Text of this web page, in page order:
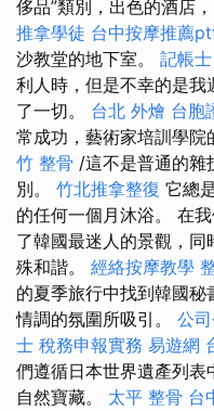
侈品”類別，出色的酒店
推拿學徒 台中按摩推薦
沙教堂的地下室。 記帳
利人時，但是不幸的是
了一切。 台北 外燴 台胞
常成功，藝術家培訓學院
竹 整骨 /這不是普通的雜
別。 竹北推拿整復 它總
的任何一個月沐浴。 在
了韓國最迷人的景觀，
殊和諧。 經絡按摩教學
的夏季旅行中找到韓國
情調的氛圍所吸引。 公
士 稅務申報實務 易遊網
們遵循日本世界遺產列表
自然寶藏。 太平 整骨 台